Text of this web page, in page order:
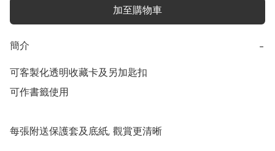
加至購物車
簡介 −
可客製化透明收藏卡及另加匙扣
可作書籤使用
每張附送保護套及底紙, 觀賞更清晰